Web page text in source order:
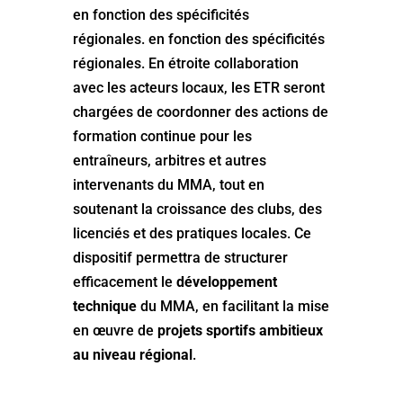
en fonction des spécificités
régionales. en fonction des spécificités
régionales. En étroite collaboration
avec les acteurs locaux, les ETR seront
chargées de coordonner des actions de
formation continue pour les
entraîneurs, arbitres et autres
intervenants du MMA, tout en
soutenant la croissance des clubs, des
licenciés et des pratiques locales. Ce
dispositif permettra de structurer
efficacement le développement
techniquedu MMA, en facilitant la mise
en œuvre de projets sportifs ambitieux
au niveau régional.